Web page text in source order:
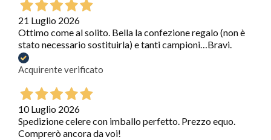
21 Luglio 2026
Ottimo come al solito. Bella la confezione regalo (non è
stato necessario sostituirla) e tanti campioni…Bravi.
Acquirente verificato
10 Luglio 2026
Spedizione celere con imballo perfetto. Prezzo equo.
Comprerò ancora da voi!